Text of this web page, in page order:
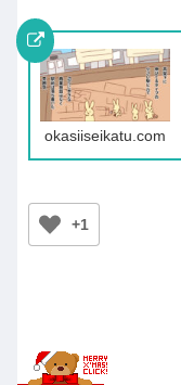
okasiiseikatu.com
+1